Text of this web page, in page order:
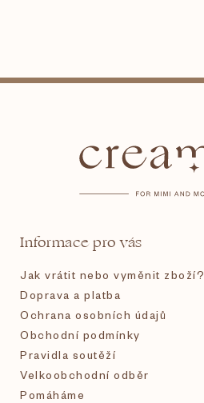
Informace pro vás
Jak vrátit nebo vyměnit zboží?
Doprava a platba
Ochrana osobních údajů
Obchodní podmínky
Pravidla soutěží
Velkoobchodní odběr
Pomáháme